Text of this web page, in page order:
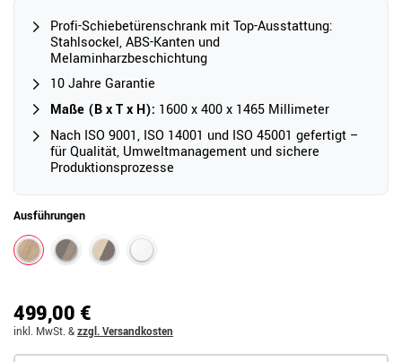
Profi-Schiebetürenschrank mit Top-Ausstattung:
Stahlsockel, ABS-Kanten und
Melaminharzbeschichtung
10 Jahre Garantie
Maße (B x T x H): 1600 x 400 x 1465 Millimeter
Nach ISO 9001, ISO 14001 und ISO 45001 gefertigt –
für Qualität, Umweltmanagement und sichere
Produktionsprozesse
Ausführungen
499,00 €
inkl. MwSt. &zzgl. Versandkosten